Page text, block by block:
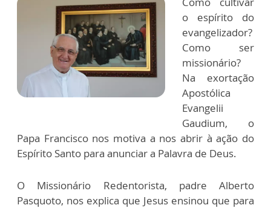
o espírito do
evangelizador?
Como ser
missionário?
Na exortação
Apostólica
Evangelii
Gaudium, o
Papa Francisco nos motiva a nos abrir à ação do
Espírito Santo para anunciar a Palavra de Deus.
O Missionário Redentorista, padre Alberto
Pasquoto, nos explica que Jesus ensinou que para